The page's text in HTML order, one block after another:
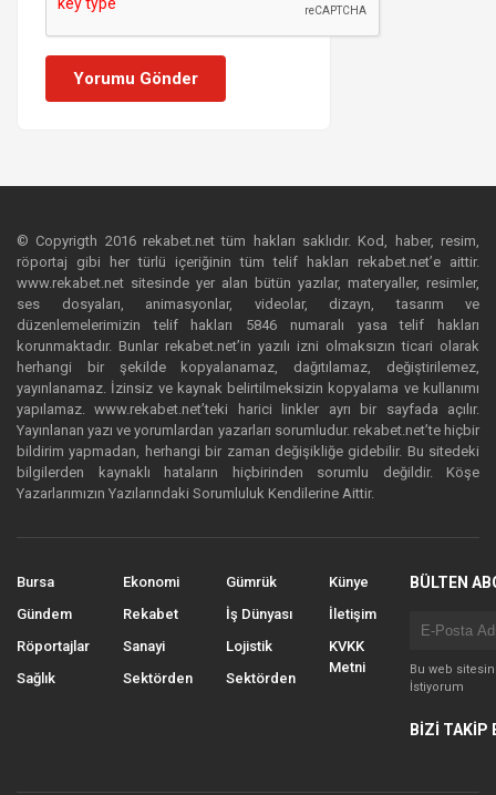
Yorumu Gönder
© Copyrigth 2016 rekabet.net tüm hakları saklıdır. Kod, haber, resim,
röportaj gibi her türlü içeriğinin tüm telif hakları rekabet.net’e aittir.
www.rekabet.net sitesinde yer alan bütün yazılar, materyaller, resimler,
ses dosyaları, animasyonlar, videolar, dizayn, tasarım ve
düzenlemelerimizin telif hakları 5846 numaralı yasa telif hakları
korunmaktadır. Bunlar rekabet.net’in yazılı izni olmaksızın ticari olarak
herhangi bir şekilde kopyalanamaz, dağıtılamaz, değiştirilemez,
yayınlanamaz. İzinsiz ve kaynak belirtilmeksizin kopyalama ve kullanımı
yapılamaz. www.rekabet.net’teki harici linkler ayrı bir sayfada açılır.
Yayınlanan yazı ve yorumlardan yazarları sorumludur. rekabet.net’te hiçbir
bildirim yapmadan, herhangi bir zaman değişikliğe gidebilir. Bu sitedeki
bilgilerden kaynaklı hataların hiçbirinden sorumlu değildir. Köşe
Yazarlarımızın Yazılarındaki Sorumluluk Kendilerine Aittir.
Bursa
Gündem
Röportajlar
Sağlık
Ekonomi
Rekabet
Sanayi
Sektörden
Gümrük
İş Dünyası
Lojistik
Sektörden
Künye
İletişim
KVKK
Metni
BÜLTEN
Bu web
İstiyorum
BİZİ TAKİP